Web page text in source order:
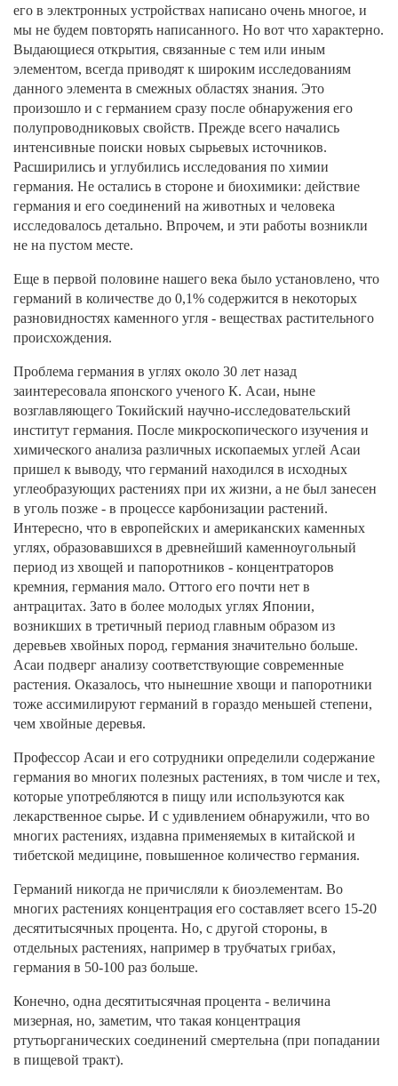
его в электронных устройствах написано очень многое, и
мы не будем повторять написанного. Но вот что характерно.
Выдающиеся открытия, связанные с тем или иным
элементом, всегда приводят к широким исследованиям
данного элемента в смежных областях знания. Это
произошло и с германием сразу после обнаружения его
полупроводниковых свойств. Прежде всего начались
интенсивные поиски новых сырьевых источников.
Расширились и углубились исследования по химии
германия. Не остались в стороне и биохимики: действие
германия и его соединений на животных и человека
исследовалось детально. Впрочем, и эти работы возникли
не на пустом месте.
Еще в первой половине нашего века было установлено, что
германий в количестве до 0,1% содержится в некоторых
разновидностях каменного угля - веществах растительного
происхождения.
Проблема германия в углях около 30 лет назад
заинтересовала японского ученого К. Асаи, ныне
возглавляющего Токийский научно-исследовательский
институт германия. После микроскопического изучения и
химического анализа различных ископаемых углей Асаи
пришел к выводу, что германий находился в исходных
углеобразующих растениях при их жизни, а не был занесен
в уголь позже - в процессе карбонизации растений.
Интересно, что в европейских и американских каменных
углях, образовавшихся в древнейший каменноугольный
период из хвощей и папоротников - концентраторов
кремния, германия мало. Оттого его почти нет в
антрацитах. Зато в более молодых углях Японии,
возникших в третичный период главным образом из
деревьев хвойных пород, германия значительно больше.
Асаи подверг анализу соответствующие современные
растения. Оказалось, что нынешние хвощи и папоротники
тоже ассимилируют германий в гораздо меньшей степени,
чем хвойные деревья.
Профессор Асаи и его сотрудники определили содержание
германия во многих полезных растениях, в том числе и тех,
которые употребляются в пищу или используются как
лекарственное сырье. И с удивлением обнаружили, что во
многих растениях, издавна применяемых в китайской и
тибетской медицине, повышенное количество германия.
Германий никогда не причисляли к биоэлементам. Во
многих растениях концентрация его составляет всего 15-20
десятитысячных процента. Но, с другой стороны, в
отдельных растениях, например в трубчатых грибах,
германия в 50-100 раз больше.
Конечно, одна десятитысячная процента - величина
мизерная, но, заметим, что такая концентрация
ртутьорганических соединений смертельна (при попадании
в пищевой тракт).